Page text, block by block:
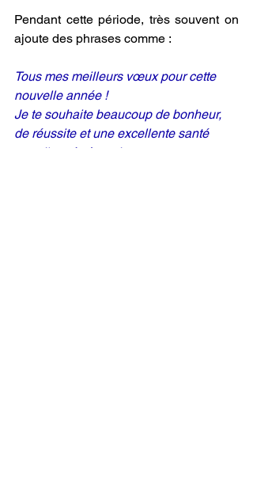
Pendant cette période, très souvent on
ajoute des phrases comme :
Tous mes meilleurs vœux pour cette
nouvelle année !
Je te souhaite beaucoup de bonheur,
de réussite et une excellente santé
pour l'année à venir.